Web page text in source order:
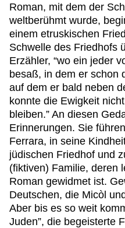
Roman, mit dem der
weltberühmt wurde,
einem etruskischen
Schwelle des Friedhofs
Erzähler, “wo ein jeder
besaß, in dem er schon
auf dem er bald neben
konnte die Ewigkeit
bleiben.” An diesen
Erinnerungen. Sie
Ferrara, in seine
jüdischen Friedhof und
(fiktiven) Familie, deren
Roman gewidmet ist.
Deutschen, die Micòl
Aber bis es so weit
Juden”, die begeisterte